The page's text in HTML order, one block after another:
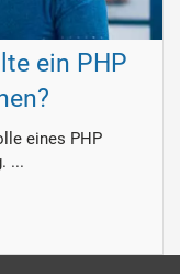
ein PHP
eines PHP
...